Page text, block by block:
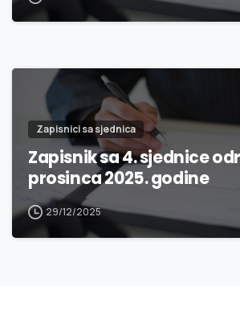
Zapisnici sa sjednica
Zapisnik sa 4. sjednice
prosinca 2025. godine
29/12/2025